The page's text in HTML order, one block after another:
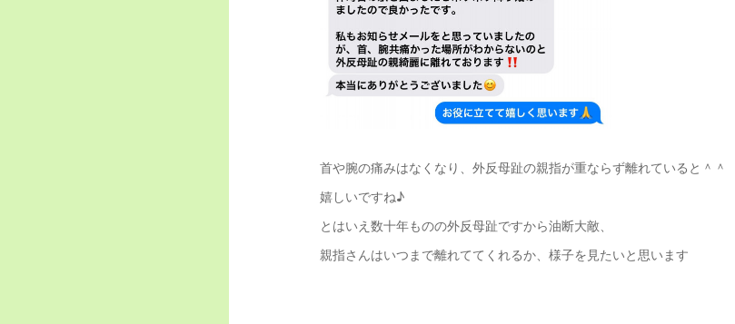
首や腕の痛みはなくなり、外反母趾の親指が重ならず離れていると＾＾
嬉しいですね♪
とはいえ数十年ものの外反母趾ですから油断大敵、
親指さんはいつまで離れててくれるか、様子を見たいと思います